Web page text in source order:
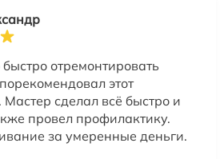
отремонтировать
этот
сделал всё быстро и
провел профилактику.
за умеренные деньги.